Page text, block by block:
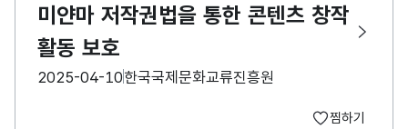
미얀마 저작권법을 통한 콘텐츠 창작
활동 보호
등록일
2025-04-10수집기관한국국제문화교류진흥원
찜하기